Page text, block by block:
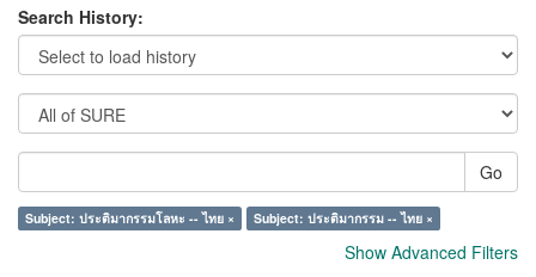
Search History:
Go
Subject: ประติมากรรมโลหะ -- ไทย × Subject: ประติมากรรม -- ไทย ×
Show Advanced Filters